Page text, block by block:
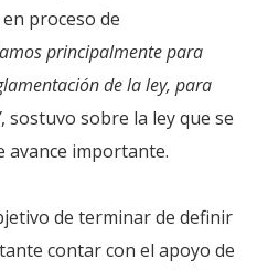
proceso de
principalmente para
de la ley, para
, sostuvo sobre la ley que se
avance importante.
de terminar de definir
contar con el apoyo de